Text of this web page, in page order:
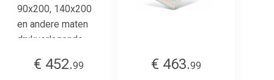
€ 452.99
€ 463.99